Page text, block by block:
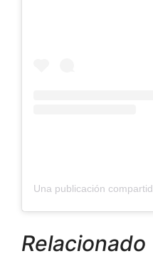
Relacionado